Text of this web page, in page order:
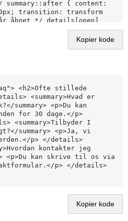
{ content:
transition: transform
åbnet */ details[open]
content: "-"; } details p {
Kopier kode
<h2>Ofte stillede
<summary>Hvad er
<p>Du kan
for 30 dage.</p>
<summary>Tilbyder I
summary> <p>Ja, vi
p> </details>
kontakter jeg
<p>Du kan skrive til os via
p> </details>
Kopier kode